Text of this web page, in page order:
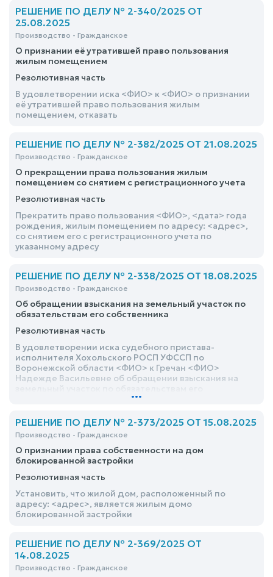
РЕШЕНИЕ ПО ДЕЛУ № 2-340/2025 ОТ
25.08.2025
Производство - Гражданское
О признании её утратившей право пользования
жилым помещением
Резолютивная часть
В удовлетворении иска <ФИО> к <ФИО> о признании
её утратившей право пользования жилым
помещением, отказать
РЕШЕНИЕ ПО ДЕЛУ № 2-382/2025 ОТ 21.08.2025
Производство - Гражданское
О прекращении права пользования жилым
помещением со снятием с регистрационного учета
Резолютивная часть
Прекратить право пользования <ФИО>, <дата> года
рождения, жилым помещением по адресу: <адрес>,
со снятием его с регистрационного учета по
указанному адресу
РЕШЕНИЕ ПО ДЕЛУ № 2-338/2025 ОТ 18.08.2025
Производство - Гражданское
Об обращении взыскания на земельный участок по
обязательствам его собственника
Резолютивная часть
В удовлетворении иска судебного пристава-
исполнителя Хохольского РОСП УФССП по
Воронежской области <ФИО> к Гречан <ФИО>
Надежде Васильевне об обращении взыскания на
...
РЕШЕНИЕ ПО ДЕЛУ № 2-373/2025 ОТ 15.08.2025
Производство - Гражданское
О признании права собственности на дом
блокированной застройки
Резолютивная часть
Установить, что жилой дом, расположенный по
адресу: <адрес>, является жилым домо
блокированной застройки
РЕШЕНИЕ ПО ДЕЛУ № 2-369/2025 ОТ
14.08.2025
Производство - Гражданское